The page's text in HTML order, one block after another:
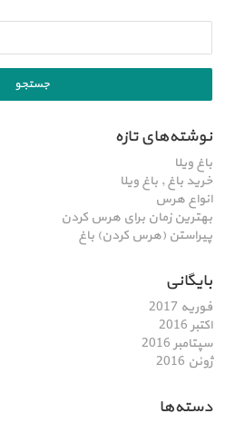
نوشته‌های تازه
باغ ویلا
خرید باغ , باغ ویلا
انواع هرس
بهترین زمان برای هرس کردن
پیراستن (هرس کردن) باغ
بایگانی
فوریه 2017
اکتبر 2016
سپتامبر 2016
ژوئن 2016
دسته‌ها